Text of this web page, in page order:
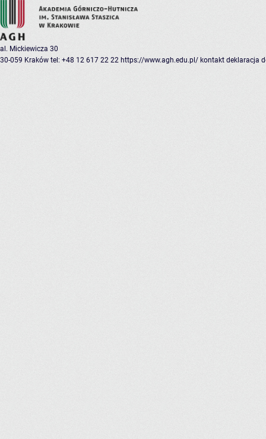
al. Mickiewicza 30
30-059 Kraków tel: +48 12 617 22 22 https://www.agh.edu.pl/ kontakt deklaracja